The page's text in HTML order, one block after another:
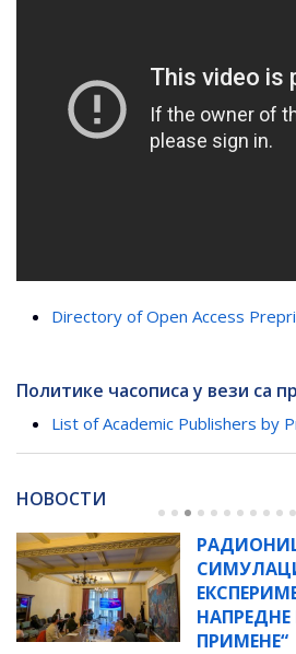
Directory of Open Access
Политике часописа у вези са
List of Academic Publishers by
НОВОСТИ
ПРИМЕНЕ“